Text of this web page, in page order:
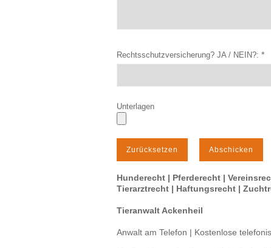
Rechtsschutzversicherung? JA / NEIN?: *
Unterlagen
Hunderecht | Pferderecht |
Tierarztrecht | Haftungsrecht |
Tieranwalt Ackenheil
Anwalt am Telefon | Kostenlose